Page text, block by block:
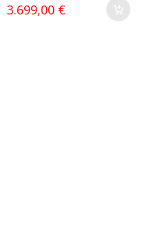
3.699,00 €